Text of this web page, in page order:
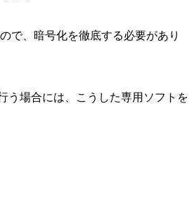
で、暗号化を徹底する必要があり
う場合には、こうした専用ソフトを